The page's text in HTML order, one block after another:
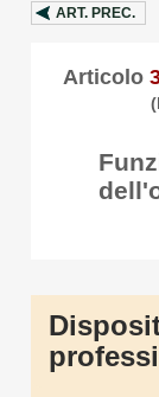
ART. PREC.
Articolo